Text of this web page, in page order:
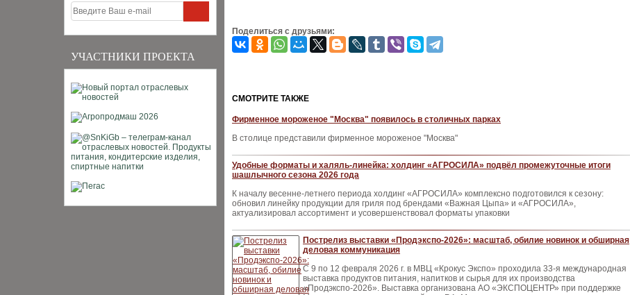
УЧАСТНИКИ ПРОЕКТА
Поделиться с друзьями:
CМОТРИТЕ ТАКЖЕ
Фирменное мороженое "Москва" появилось в столичных парках
В столице представили фирменное мороженое "Москва"
Удобные форматы и халяль-линейка: холдинг «АГРОСИЛА» подвёл промежуточные итоги
шашлычного сезона 2026 года
К началу весенне-летнего периода холдинг «АГРОСИЛА» комплексно подготовился к сезону:
обновил линейку продукции для гриля под брендами «Важная Цыпа» и «АГРОСИЛА»,
актуализировал ассортимент и усовершенствовал форматы упаковки
Пострелиз выставки «Продэкспо-2026»: масштаб, обилие новинок и обширная
деловая коммуникация
С 9 по 12 февраля 2026 г. в МВЦ «Крокус Экспо» проходила 33-я международная
выставка продуктов питания, напитков и сырья для их производства
«Продэкспо-2026». Выставка организована АО «ЭКСПОЦЕНТР» при поддержке